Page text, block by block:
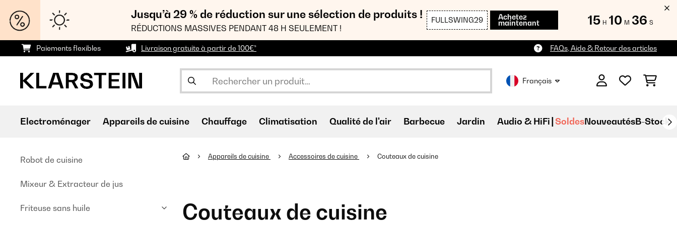
Jusqu’à 29 % de réduction sur une sélection de produits !
RÉDUCTIONS MASSIVES PENDANT 48 H SEULEMENT !
FULLSWING29 Achetez
maintenant 15 H 10 M 34 S
Paiements flexibles Livraison gratuite à partir de 100€* FAQs, Aide & Retour des articles
Français
Electroménager Appareils de cuisine Chauffage Climatisation Qualité de l'air Barbecue Jardin Audio & HiFi SoldesNouveautésB-Stock
Robot de cuisine
Mixeur & Extracteur de jus
Friteuse sans huile
Appareils de cuisine Accessoires de cuisine Couteaux de cuisine
Couteaux de cuisine